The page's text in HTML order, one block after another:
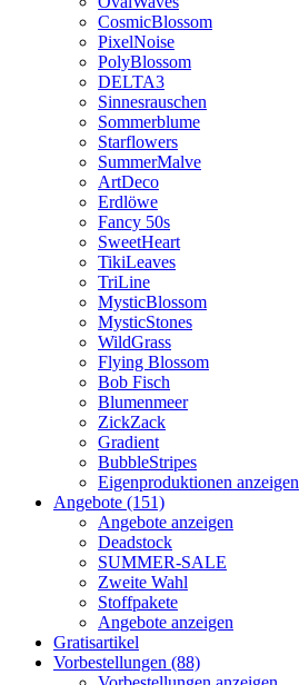
CosmicBlossom
PixelNoise
PolyBlossom
DELTA3
Sinnesrauschen
Sommerblume
Starflowers
SummerMalve
ArtDeco
Erdlöwe
Fancy 50s
SweetHeart
TikiLeaves
TriLine
MysticBlossom
MysticStones
WildGrass
Flying Blossom
Bob Fisch
Blumenmeer
ZickZack
Gradient
BubbleStripes
Eigenproduktionen anzeigen
Angebote (151)
Angebote anzeigen
Deadstock
SUMMER-SALE
Zweite Wahl
Stoffpakete
Angebote anzeigen
Gratisartikel
Vorbestellungen (88)